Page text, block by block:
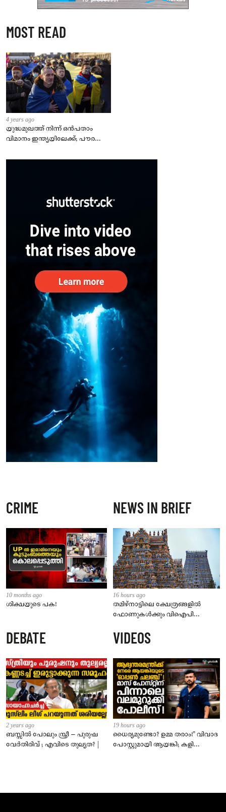
MOST READ
4 years ago
യുദ്ധമുഖത്ത് നിന്ന് ഒൻപതാം
വിമാനം ഇന്ത്യയിലേക്ക്; പൗരന്മാർ
– കേന്ദ്രം
CRIME
10 months ago
ശിക്ഷയുടെ പക!
NEWS IN BRIEF
16 hours ago
തമിഴ്‌നാട്ടിലെ ക്ഷേത്രങ്ങളിൽ
ഫോണുകൾക്കും വിഐപി
സെപ്റ്റംബർ 1 മുതൽ നിലവിൽ
വരും
DEBATE
2 years ago
ബസ്സിൽ പോലും സ്ത്രീ – പുരുഷ
വേർതിരിവ് ; എവിടെ തുല്യത? |
VIDEOS
19 hours ago
ധൈര്യമുണ്ടോ? ഉമ്മ തരാം!” വിവാദ
പോസ്റ്റുമായി ആയങ്കി; കളി